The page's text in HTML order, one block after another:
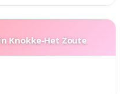
Knokke-Het Zoute